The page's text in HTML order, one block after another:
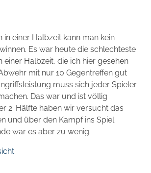
in einer Halbzeit kann man kein
Es war heute die schlechteste
einer Halbzeit, die ich hier gesehen
mit nur 10 Gegentreffen gut
muss sich jeder Spieler
Das war und ist völlig
2. Hälfte haben wir versucht das
und über den Kampf ins Spiel
war es aber zu wenig.